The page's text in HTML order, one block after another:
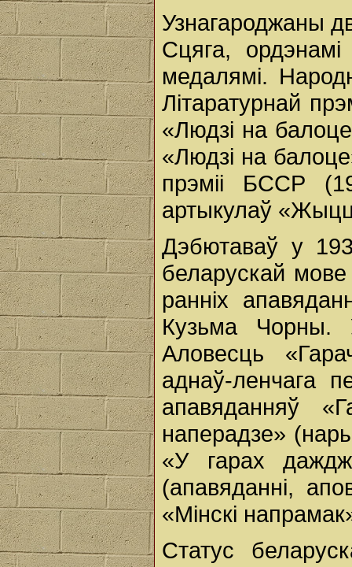
Узнагароджаны
Сцяга,
медалямі.
Літаратурнай
«Людзі на
«Людзі на
прэміі БССР
артыкулаў
Дэбютаваў у
беларускай
ранніх
Кузьма Чорны.
Аловесць
аднаў-ленчага
апавяданняў
наперадзе»
«У гарах
(апавяданні,
«Мінскі
Статус